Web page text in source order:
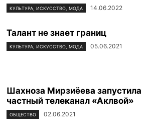
КУЛЬТУРА, ИСКУССТВО, МОДА 14.06.2022
Талант не знает границ
КУЛЬТУРА, ИСКУССТВО, МОДА 05.06.2021
Шахноза Мирзиёева запустила
частный телеканал «Аклвой»
ОБЩЕСТВО 02.06.2021